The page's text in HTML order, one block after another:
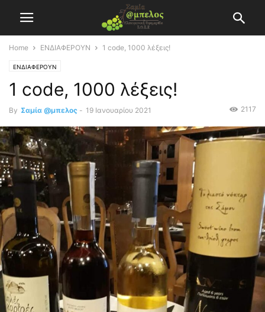
Home ΕΝΔΙΑΦΕΡΟΥΝ 1 code, 1000 λέξεις!
ΕΝΔΙΑΦΕΡΟΥΝ
1 code, 1000 λέξεις!
By Σαμία @μπελος - 19 Ιανουαρίου 2021 2117